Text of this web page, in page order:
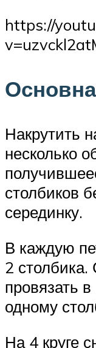
https://
Накрутить
несколько
столбиков
серединку.
В каждую
2
провязать
одному
На 4 круге